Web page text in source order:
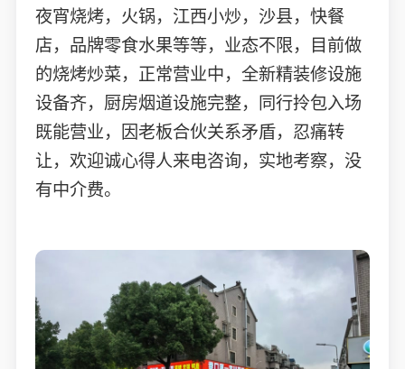
夜宵烧烤，火锅，江西小炒，沙县，快餐
店，品牌零食水果等等，业态不限，目前做
的烧烤炒菜，正常营业中，全新精装修设施
设备齐，厨房烟道设施完整，同行拎包入场
既能营业，因老板合伙关系矛盾，忍痛转
让，欢迎诚心得人来电咨询，实地考察，没
有中介费。